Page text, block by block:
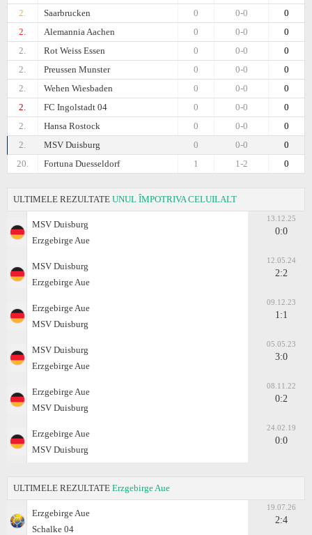
2.
Saarbrucken 0
0-0
0
2.
Alemannia Aachen 0
0-0
0
2.
Rot Weiss Essen 0
0-0
0
2.
Preussen Munster 0
0-0
0
2.
Wehen Wiesbaden 0
0-0
0
2.
FC Ingolstadt 04 0
0-0
0
2.
Hansa Rostock 0
0-0
0
2.
MSV Duisburg 0
0-0
0
20.
Fortuna Duesseldorf 0
1-2
1
ULTIMELE REZULTATE UNUL ÎMPOTRIVA CELUILALT
MSV Duisburg
Erzgebirge Aue
13.12.25
0:0
MSV Duisburg
Erzgebirge Aue
12.05.24
2:2
Erzgebirge Aue
MSV Duisburg
09.12.23
1:1
MSV Duisburg
Erzgebirge Aue
05.05.23
3:0
Erzgebirge Aue
MSV Duisburg
08.11.22
0:2
Erzgebirge Aue
MSV Duisburg
24.02.19
0:0
ULTIMELE REZULTATE Erzgebirge Aue
Erzgebirge Aue
Schalke 04
19.07.26
2:4